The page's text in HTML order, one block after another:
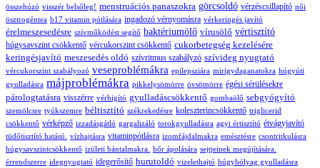
összehúzó visszér belsőleg! menstruációs panaszokra görcsoldó vérzéscsillapító női
ösztrogéntea b17 vitamin pótlására ingadozó vérnyomásra vérkeringés javító
érelmeszesedésre szívműködést segítő baktériumölő vírusölő vértisztító
húgysavszint csökkentő vércukorszint csökkentő cukorbetegség kezelésére
keringésjavító meszesedés oldó szívritmus szabályzó szívideg nyugtató
vércukorszint szabályozó veseproblémákra epilepsziára mirigydaganatokra húgyúti
gyulladásra májproblémákra pikkelysömörre övsömörre égési sérülésekre
párologtatásra visszérre vérhigító gyulladáscsökkentő gombaölő sebgyógyító
szemölcsre tyúkszemre béltisztító székrekedésre koleszterincsökkentő triglicerid
csökkentő vérképző izzadásgátló gargalizáló torokgyulladásra agyi értisztító étvágyjavító
tüdőtisztító hatású. vízhajtásra vitaminpótlásra izomfájdalmakra emésztésre csontritkulásra
húgysavszintcsökkentő izületi bántalmakra. bőr ápolására sejtjeinek megújítására.
érrendszerre idegnyugtató idegerősítő hurutoldó vizelethajtó húgyhólyag gyulladásra